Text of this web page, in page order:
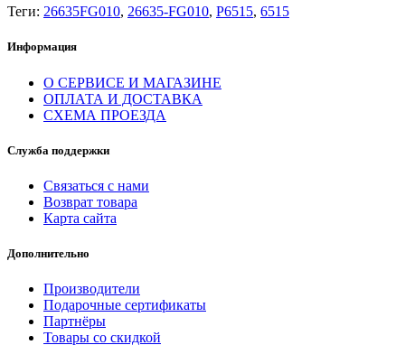
Теги: 26635FG010, 26635-FG010, P6515, 6515
Информация
О СЕРВИСЕ И МАГАЗИНЕ
ОПЛАТА И ДОСТАВКА
СХЕМА ПРОЕЗДА
Служба поддержки
Связаться с нами
Возврат товара
Карта сайта
Дополнительно
Производители
Подарочные сертификаты
Партнёры
Товары со скидкой